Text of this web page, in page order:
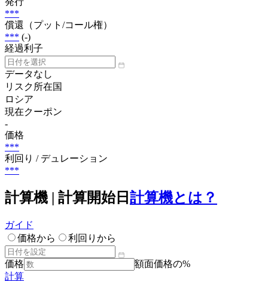
***
償還（プット/コール権）
*** (-)
経過利子
データなし
リスク所在国
ロシア
現在クーポン
-
価格
***
利回り / デュレーション
***
計算機 | 計算開始日 計算機とは？
ガイド
価格から
利回りから
価格
額面価格の%
計算